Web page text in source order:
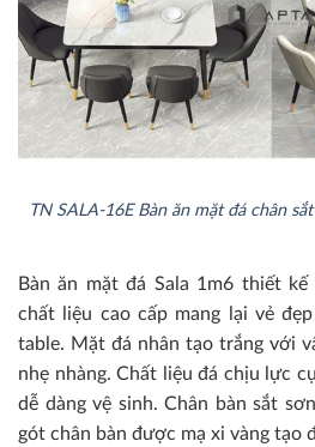
TN SALA-16E Bàn ăn mặt đá chân
Bàn ăn mặt đá Sala 1m6 thiết
chất liệu cao cấp mang lại vẻ
table. Mặt đá nhân tạo trắng với
nhẹ nhàng. Chất liệu đá chịu lực
dễ dàng vệ sinh. Chân bàn sắt
gót chân bàn được mạ xi vàng tạo